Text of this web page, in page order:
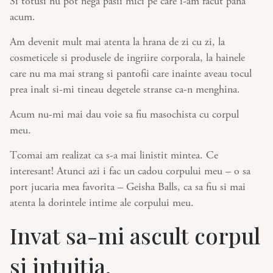
acum.
Am devenit mult mai atenta la hrana de zi cu zi, la
cosmeticele si produsele de ingriire corporala, la hainele
care nu ma mai strang si pantofii care inainte aveau tocul
prea inalt si-mi tineau degetele stranse ca-n menghina.
Acum nu-mi mai dau voie sa fiu masochista cu corpul
meu.
Tcomai am realizat ca s-a mai linistit mintea. Ce
interesant! Atunci azi i fac un cadou corpului meu – o sa
port jucaria mea favorita – Geisha Balls, ca sa fiu si mai
atenta la dorintele intime ale corpului meu.
Invat sa-mi ascult corpul
si intuitia.